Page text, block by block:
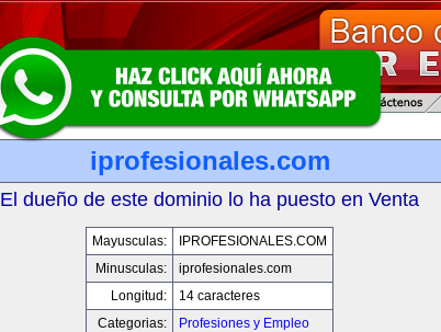
iprofesionales.com
El dueño de este dominio lo ha puesto en Venta
Mayusculas:
IPROFESIONALES.COM
Minusculas:
iprofesionales.com
Longitud:
14 caracteres
Categorias:
Profesiones y Empleo